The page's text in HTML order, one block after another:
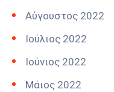
Αύγουστος 2022
Ιούλιος 2022
Ιούνιος 2022
Μάιος 2022